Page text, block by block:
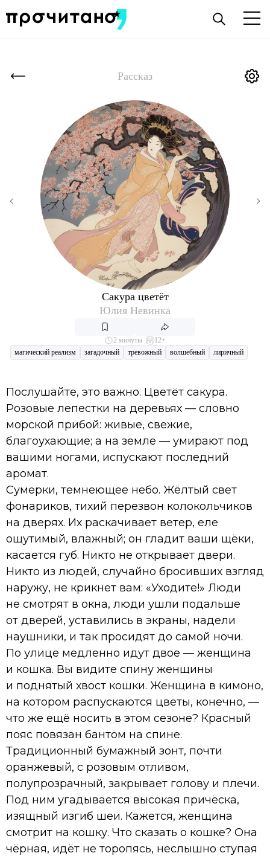
Рассказ
Сакура цветёт
Юлия Невинка
2 минуты
12+
магический реализм
загадочный тревожный волшебный лиричный
Послушайте, это важно. Цветёт сакура.
Розовые лепестки на деревьях — словно
морской прибой: живые, свежие,
благоухающие; а на земле — умирают под
вашими ногами, испускают последний
аромат.
Сумерки, темнеющее небо. Жёлтый свет
фонариков, тихий перезвон колокольчиков
на дверях. Их раскачивает ветер, еле
ощутимый, влажный; он гладит ваши щёки,
касается губ. Никто не открывает двери.
Никто из людей, случайно бросивших взгляд
наружу, не крикнет вам: «Уходите!» Люди
не смотрят в окна, люди ушли подальше
от дверей, уставились в экраны, надели
наушники, и так просидят до самой ночи.
По улице медленно идут двое — женщина
и кошка. Вы видите спину женщины
и поднятый хвост кошки. Женщина в кимоно,
на котором распускаются цветы, конечно, —
что же ещё носить в этом сезоне? Красный
пояс повязан бантом на спине.
Традиционный бумажный зонт, почти
оранжевый, с розовым отливом,
полупрозрачный, закрывает голову и плечи.
Под ним угадывается высокая причёска,
изящный изгиб шеи. Кажется, женщина
смотрит на кошку. Что сказать о кошке? Она
чёрная, идёт не торопясь, неслышно ступая